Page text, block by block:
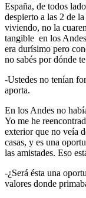
España, de todos
despierto a las 2 de
viviendo, no la
tangible en los
era durísimo pero
no sabés por dónde
-Ustedes no tenían
aporta.
En los Andes no
Yo me he
exterior que no veía
casas, y es una
las amistades. Eso
-¿Será ésta una
valores donde